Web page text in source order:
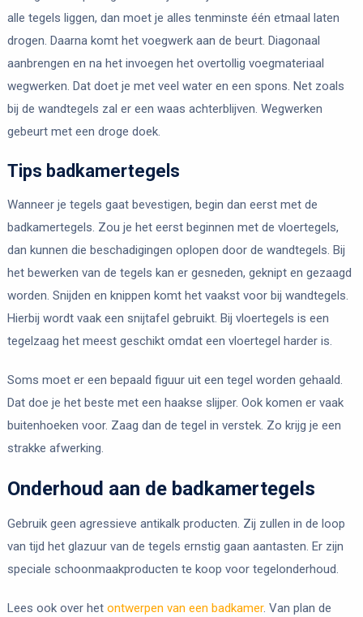
alle tegels liggen, dan moet je alles tenminste één etmaal laten
drogen. Daarna komt het voegwerk aan de beurt. Diagonaal
aanbrengen en na het invoegen het overtollig voegmateriaal
wegwerken. Dat doet je met veel water en een spons. Net zoals
bij de wandtegels zal er een waas achterblijven. Wegwerken
gebeurt met een droge doek.
Tips badkamertegels
Wanneer je tegels gaat bevestigen, begin dan eerst met de
badkamertegels. Zou je het eerst beginnen met de vloertegels,
dan kunnen die beschadigingen oplopen door de wandtegels. Bij
het bewerken van de tegels kan er gesneden, geknipt en gezaagd
worden. Snijden en knippen komt het vaakst voor bij wandtegels.
Hierbij wordt vaak een snijtafel gebruikt. Bij vloertegels is een
tegelzaag het meest geschikt omdat een vloertegel harder is.
Soms moet er een bepaald figuur uit een tegel worden gehaald.
Dat doe je het beste met een haakse slijper. Ook komen er vaak
buitenhoeken voor. Zaag dan de tegel in verstek. Zo krijg je een
strakke afwerking.
Onderhoud aan de badkamertegels
Gebruik geen agressieve antikalk producten. Zij zullen in de loop
van tijd het glazuur van de tegels ernstig gaan aantasten. Er zijn
speciale schoonmaakproducten te koop voor tegelonderhoud.
Lees ook over het ontwerpen van een badkamer. Van plan de